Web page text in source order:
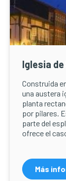
Iglesia
Construida
una austera
planta
por pilares.
parte del
ofrece el
Más